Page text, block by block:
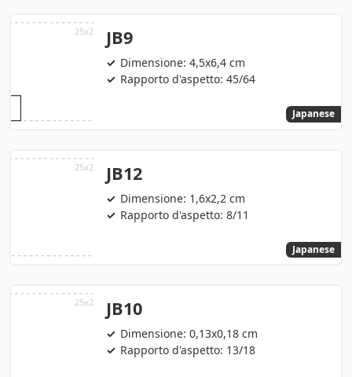
JB9
Dimensione: 4,5x6,4 cm
Rapporto d'aspetto: 45/64
Japanese
JB12
Dimensione: 1,6x2,2 cm
Rapporto d'aspetto: 8/11
Japanese
JB10
Dimensione: 0,13x0,18 cm
Rapporto d'aspetto: 13/18